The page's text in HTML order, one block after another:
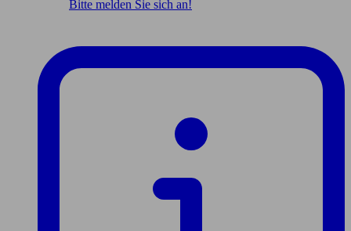
Bitte melden Sie sich an!